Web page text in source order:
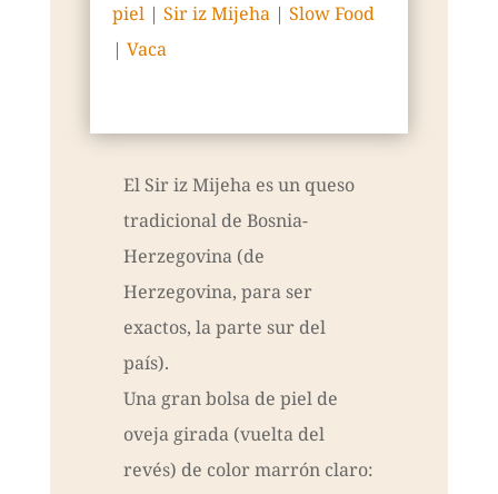
piel| Sir iz Mijeha| Slow Food
| Vaca
El Sir iz Mijeha es un queso
tradicional de Bosnia-
Herzegovina (de
Herzegovina, para ser
exactos, la parte sur del
país).
Una gran bolsa de piel de
oveja girada (vuelta del
revés) de color marrón claro: